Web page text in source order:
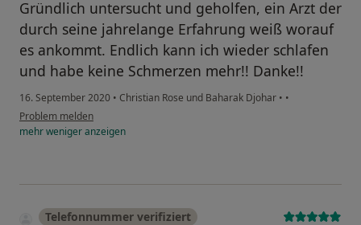
Gründlich untersucht und geholfen, ein Arzt der
durch seine jahrelange Erfahrung weiß worauf
es ankommt. Endlich kann ich wieder schlafen
und habe keine Schmerzen mehr!! Danke!!
16. September 2020 • Christian Rose und Baharak Djohar • •
Problem melden
mehrwenigeranzeigen
Telefonnummer verifiziert